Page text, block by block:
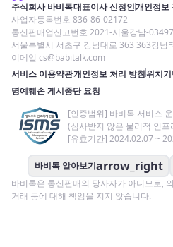
주식회사 바비톡대표이사 신정인개인정보
사업자등록번호 836-86-02172
통신판매업신고번호 2021-서울강남-03497
서울특별시 서초구 강남대로 363 363강남
이메일 cs@babitalk.com
서비스 이용약관개인정보 처리 방침위치
명예훼손 게시중단 요청
[인증범위] 바비톡 서비스
(심사받지 않은 물리적 인프
[유효기간] 2024.02.07 ~
바비톡 알아보기arrow_right
바비톡은 통신판매의 당사자가 아니므로,
거래 등에 대해 책임을 지지 않습니다.